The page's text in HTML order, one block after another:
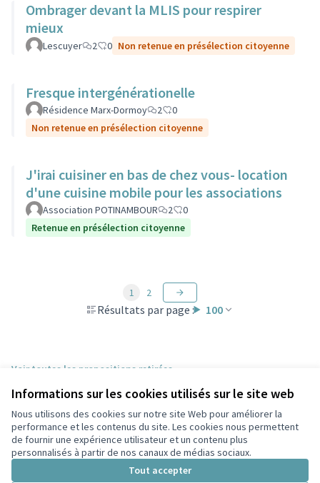
Informations sur les cookies utilisés sur le site web
Nous utilisons des cookies sur notre site Web pour améliorer la
performance et les contenus du site. Les cookies nous permettent
de fournir une expérience utilisateur et un contenu plus
personnalisés à partir de nos canaux de médias sociaux.
Tout accepter
Ombrager devant la MLIS pour respirer
mieux
Lescuyer 2 0 Non retenue en présélection citoyenne
Fresque intergénérationelle
Résidence Marx-Dormoy 2
0
Non retenue en présélection citoyenne
J'irai cuisiner en bas de chez vous- location
d'une cuisine mobile pour les associations
Association POTINAMBOUR 2
0
Retenue en présélection citoyenne
Résultats par page : 100
1 2
Voir toutes les propositions retirées
Conditions d'utilisation
Paramètres des cookies
Participez Villeurbanne sur X
(Lien externe)
Participez Villeurbanne sur Facebook
Participez Villeurbanne sur Instagram
Participez Villeurbanne sur YouTube
(Lien externe)